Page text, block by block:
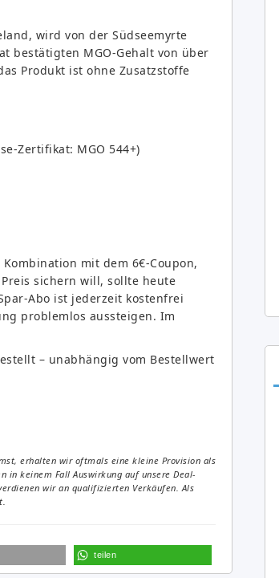
wird von der Südseemyrte
bestätigten MGO-Gehalt von über
Produkt ist ohne Zusatzstoffe
Zertifikat: MGO 544+)
Kombination mit dem 6€-Coupon,
sichern will, sollte heute
Abo ist jederzeit kostenfrei
problemlos aussteigen. Im
– unabhängig vom Bestellwert
erhalten wir oftmals eine kleine Provision als
in keinem Fall Auswirkung auf unsere Deal-
wir an qualifizierten Verkäufen. Als
teilen